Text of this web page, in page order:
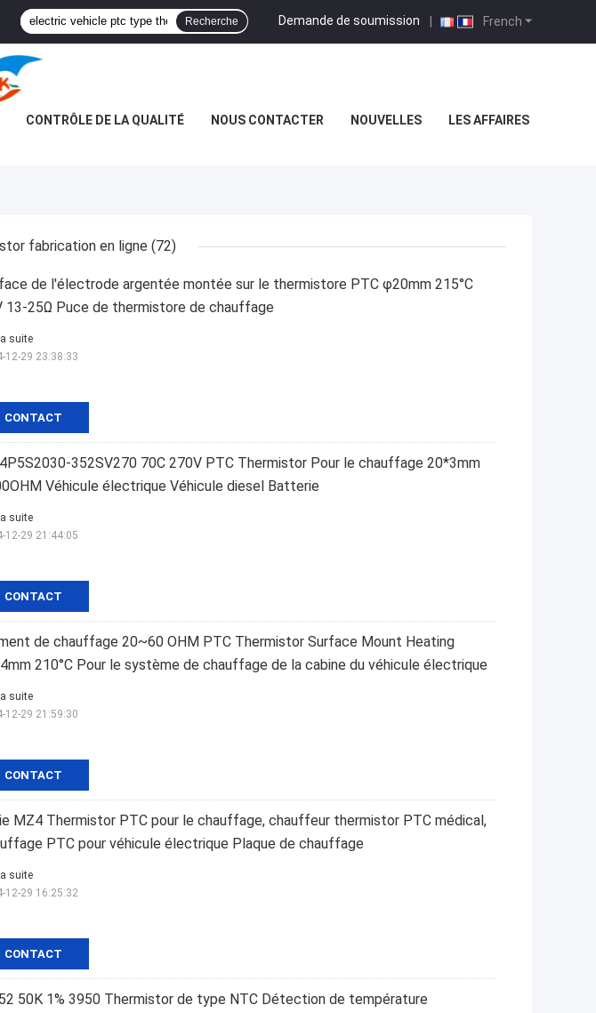
French
Demande de soumission |
Recherche
CONTRÔLE DE LA QUALITÉ NOUS CONTACTER NOUVELLES LES AFFAIRES
fabrication en ligne (72)
de l'électrode argentée montée sur le thermistore PTC φ20mm 215°C
13-25Ω Puce de thermistore de chauffage
CONTACT
suite
12-29 23:38:33
352SV270 70C 270V PTC Thermistor Pour le chauffage 20*3mm
Véhicule électrique Véhicule diesel Batterie
CONTACT
suite
12-29 21:44:05
de chauffage 20~60 OHM PTC Thermistor Surface Mount Heating
210°C Pour le système de chauffage de la cabine du véhicule électrique
CONTACT
suite
12-29 21:59:30
MZ4 Thermistor PTC pour le chauffage, chauffeur thermistor PTC médical,
PTC pour véhicule électrique Plaque de chauffage
CONTACT
suite
12-29 16:25:32
50K 1% 3950 Thermistor de type NTC Détection de température